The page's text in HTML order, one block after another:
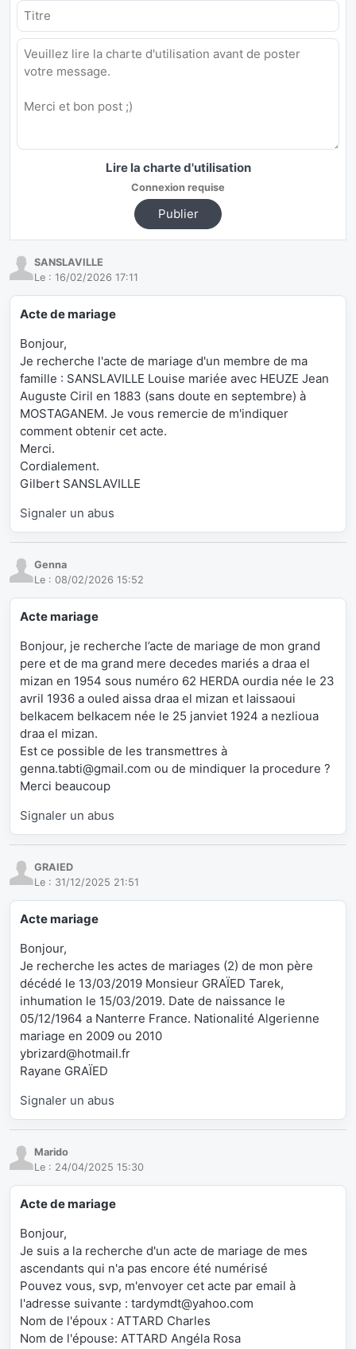
Lire la charte d'utilisation
Connexion requise
Publier
SANSLAVILLE
Le : 16/02/2026 17:11
Acte de mariage
Bonjour,
Je recherche l'acte de mariage d'un membre de ma
famille : SANSLAVILLE Louise mariée avec HEUZE Jean
Auguste Ciril en 1883 (sans doute en septembre) à
MOSTAGANEM. Je vous remercie de m'indiquer
comment obtenir cet acte.
Merci.
Cordialement.
Gilbert SANSLAVILLE
Signaler un abus
Genna
Le : 08/02/2026 15:52
Acte mariage
Bonjour, je recherche l’acte de mariage de mon grand
pere et de ma grand mere decedes mariés a draa el
mizan en 1954 sous numéro 62 HERDA ourdia née le 23
avril 1936 a ouled aissa draa el mizan et laissaoui
belkacem belkacem née le 25 janviet 1924 a nezlioua
draa el mizan.
Est ce possible de les transmettres à
genna.tabti@gmail.com ou de mindiquer la procedure ?
Merci beaucoup
Signaler un abus
GRAIED
Le : 31/12/2025 21:51
Acte mariage
Bonjour,
Je recherche les actes de mariages (2) de mon père
décédé le 13/03/2019 Monsieur GRAÏED Tarek,
inhumation le 15/03/2019. Date de naissance le
05/12/1964 a Nanterre France. Nationalité Algerienne
mariage en 2009 ou 2010
ybrizard@hotmail.fr
Rayane GRAÏED
Signaler un abus
Marido
Le : 24/04/2025 15:30
Acte de mariage
Bonjour,
Je suis a la recherche d'un acte de mariage de mes
ascendants qui n'a pas encore été numérisé
Pouvez vous, svp, m'envoyer cet acte par email à
l'adresse suivante : tardymdt@yahoo.com
Nom de l'époux : ATTARD Charles
Nom de l'épouse: ATTARD Angéla Rosa